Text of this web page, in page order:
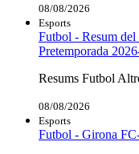
08/08/2026
Esports
Futbol - Resum
Pretemporada
Resums Futbol
08/08/2026
Esports
Futbol - Girona